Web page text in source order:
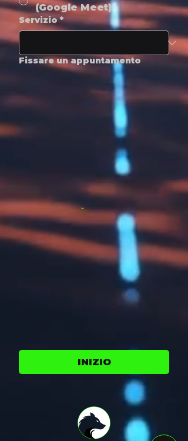
(Google Meet)
Servizio *
Fissare un appuntamento
INIZIO